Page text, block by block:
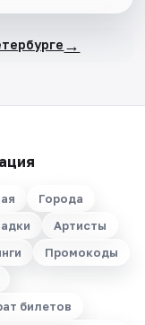
→
Города
Артисты
Промокоды
билетов